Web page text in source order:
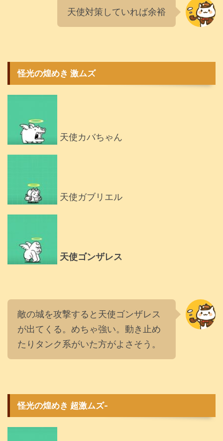
天使対策していれば余裕
怪光の煌めき 激ムズ
天使カバちゃん
天使ガブリエル
天使ゴンザレス
敵の城を攻撃すると天使ゴンザレス
が出てくる。めちゃ強い。動き止め
たりタンク系がいた方がよさそう。
怪光の煌めき 超激ムズ-